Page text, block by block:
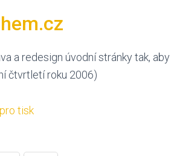
a redesign úvodní stránky tak,
čtvrtletí roku 2006)
tisk